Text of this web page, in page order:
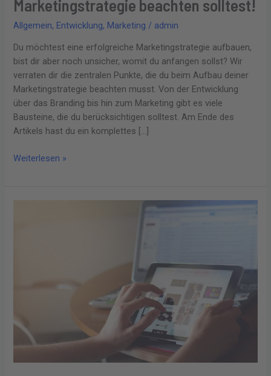
Marketingstrategie beachten solltest!
Allgemein, Entwicklung, Marketing / admin
Du möchtest eine erfolgreiche Marketingstrategie aufbauen,
bist dir aber noch unsicher, womit du anfangen sollst? Wir
verraten dir die zentralen Punkte, die du beim Aufbau deiner
Marketingstrategie beachten musst. Von der Entwicklung
über das Branding bis hin zum Marketing gibt es viele
Bausteine, die du berücksichtigen solltest. Am Ende des
Artikels hast du ein komplettes […]
Weiterlesen »